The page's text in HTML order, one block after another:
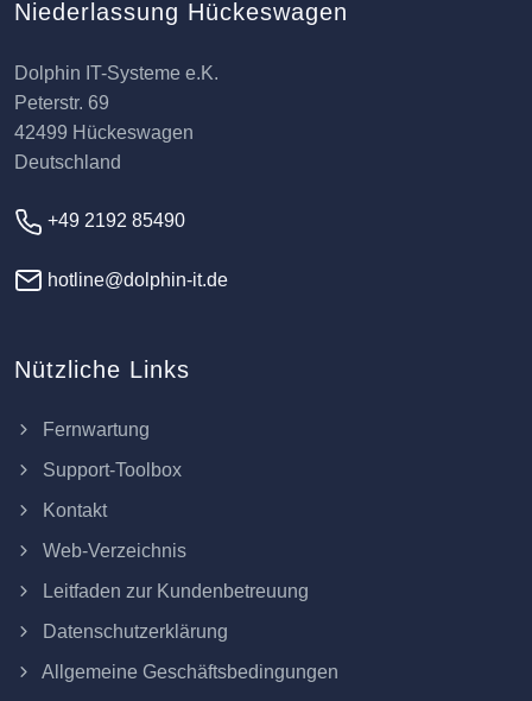
Niederlassung Hückeswagen
Dolphin IT-Systeme e.K.
Peterstr. 69
42499 Hückeswagen
Deutschland
+49 2192 85490
hotline@dolphin-it.de
Nützliche Links
Fernwartung
Support-Toolbox
Kontakt
Web-Verzeichnis
Leitfaden zur Kundenbetreuung
Datenschutzerklärung
Allgemeine Geschäftsbedingungen